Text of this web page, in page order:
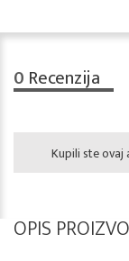
0 Recenzija
Kupili ste ovaj
OPIS